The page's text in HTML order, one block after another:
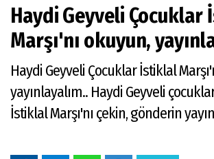
Haydi Geyveli
Marşı'nı okuyun,
Haydi Geyveli Çocuklar İstiklal
yayınlayalım.. Haydi Geyveli
İstiklal Marşı'nı çekin, gönderin